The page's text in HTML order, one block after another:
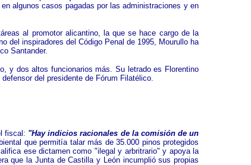
algunos casos pagadas por las administraciones y en
al promotor alicantino, la que se hace cargo de la
del inspiradores del Código Penal de 1995, Mourullo ha
Santander.
y dos altos funcionarios más. Su letrado es Florentino
del presidente de Fórum Filatélico.
fiscal: "Hay indicios racionales de la comisión de un
que permitía talar más de 35.000 pinos protegidos
ese dictamen como "ilegal y arbritrario" y apoya la
que la Junta de Castilla y León incumplió sus propias